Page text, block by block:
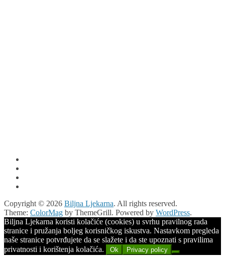
Copyright © 2026 Biljna Ljekarna. All rights reserved.
Theme: ColorMag by ThemeGrill. Powered by WordPress.
Biljna Ljekarna koristi kolačiće (cookies) u svrhu pravilnog rada
stranice i pružanja boljeg korisničkog iskustva. Nastavkom pregleda
naše stranice potvrđujete da se slažete i da ste upoznati s pravilima
privatnosti i korištenja kolačića.
Ok Privacy policy